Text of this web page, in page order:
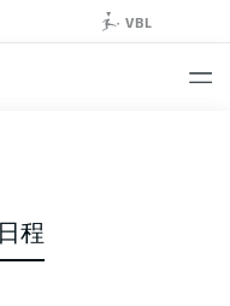
VBL
程